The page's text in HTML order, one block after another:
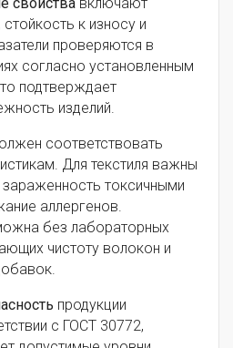
к износу и
проверяются в
согласно установленным
подтверждает
изделий.
соответствовать
Для текстиля важны
токсичными
аллергенов.
без лабораторных
чистоту волокон и
продукции
с ГОСТ 30772,